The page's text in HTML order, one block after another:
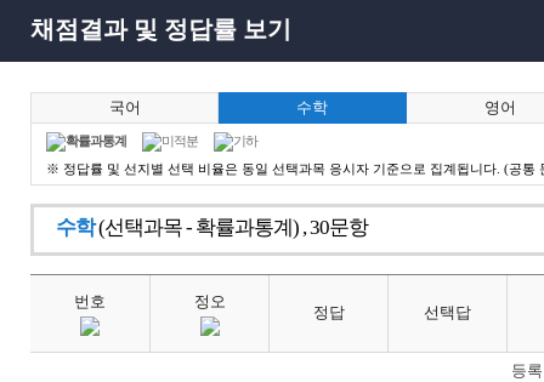
채점결과 및 정답률 보기
국어 수학 영어
확률과통계 미적분
기하
※ 정답률 및 선지별 선택 비율은 동일 선택과목 응시자 기준으로 집계됩니다. (공통
수학(선택과목 - 확률과통계) , 30문항
번호 정오
정답 선택답
등